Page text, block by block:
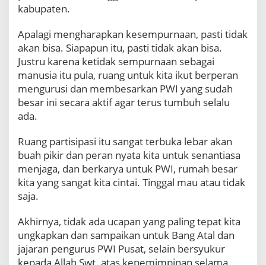
kabupaten.
Apalagi mengharapkan kesempurnaan, pasti tidak
akan bisa. Siapapun itu, pasti tidak akan bisa.
Justru karena ketidak sempurnaan sebagai
manusia itu pula, ruang untuk kita ikut berperan
mengurusi dan membesarkan PWI yang sudah
besar ini secara aktif agar terus tumbuh selalu
ada.
Ruang partisipasi itu sangat terbuka lebar akan
buah pikir dan peran nyata kita untuk senantiasa
menjaga, dan berkarya untuk PWI, rumah besar
kita yang sangat kita cintai. Tinggal mau atau tidak
saja.
Akhirnya, tidak ada ucapan yang paling tepat kita
ungkapkan dan sampaikan untuk Bang Atal dan
jajaran pengurus PWI Pusat, selain bersyukur